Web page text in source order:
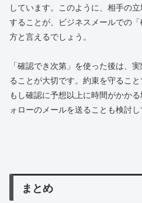
しています。このように、相手の
することが、ビジネスメールでの
方と言えるでしょう。
「確認でき次第」を使った後は、
ることが大切です。約束を守ること
もし確認に予想以上に時間がかか
ォローのメールを送ることも検討し
まとめ